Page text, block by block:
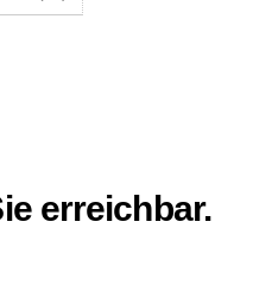
erreichbar.